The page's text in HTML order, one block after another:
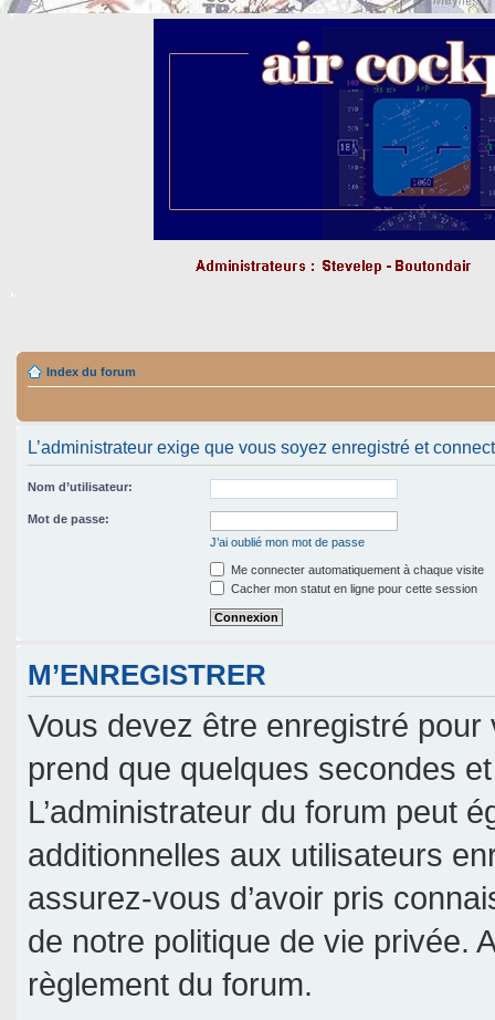
Index du forum
L’administrateur exige que vous soyez enregistré et
Nom d’utilisateur:
Mot de passe:
J’ai oublié mon mot de passe
Me connecter automatiquement à chaque visite
Cacher mon statut en ligne pour cette session
M’ENREGISTRER
Vous devez être enregistré pour
prend que quelques secondes
L’administrateur du forum peut
additionnelles aux utilisateurs
assurez-vous d’avoir pris
de notre politique de vie privée.
règlement du forum.